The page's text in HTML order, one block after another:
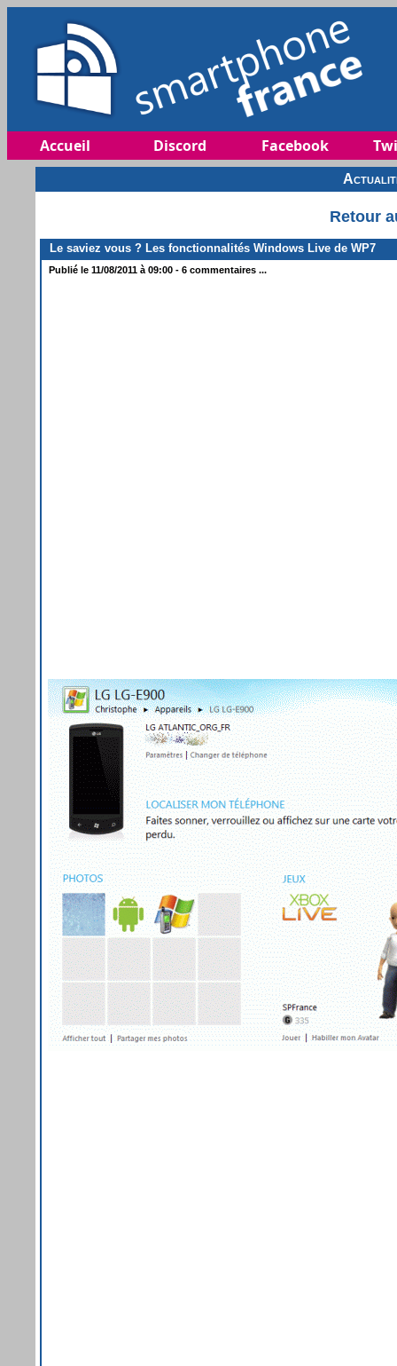
Accueil Discord Facebook
Retour
Le saviez vous ? Les fonctionnalités Windows Live de WP7
Publié le 11/08/2011 à 09:00 - 6 commentaires ...